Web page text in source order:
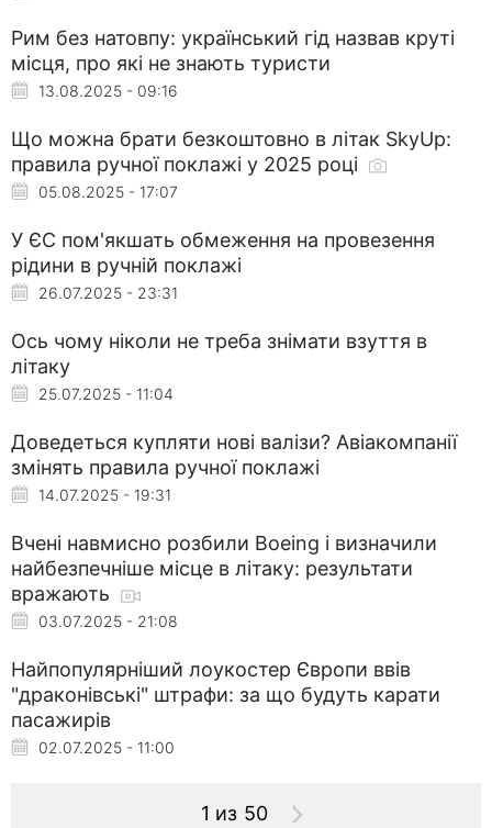
Рим без натовпу: український гід назвав круті
місця, про які не знають туристи
13.08.2025 - 09:16
Що можна брати безкоштовно в літак SkyUp:
правила ручної поклажі у 2025 році
05.08.2025 - 17:07
У ЄС пом'якшать обмеження на провезення
рідини в ручній поклажі
26.07.2025 - 23:31
Ось чому ніколи не треба знімати взуття в
літаку
25.07.2025 - 11:04
Доведеться купляти нові валізи? Авіакомпанії
змінять правила ручної поклажі
14.07.2025 - 19:31
Вчені навмисно розбили Boeing і визначили
найбезпечніше місце в літаку: результати
вражають
03.07.2025 - 21:08
Найпопулярніший лоукостер Європи ввів
"драконівські" штрафи: за що будуть карати
пасажирів
02.07.2025 - 11:00
1 из 50